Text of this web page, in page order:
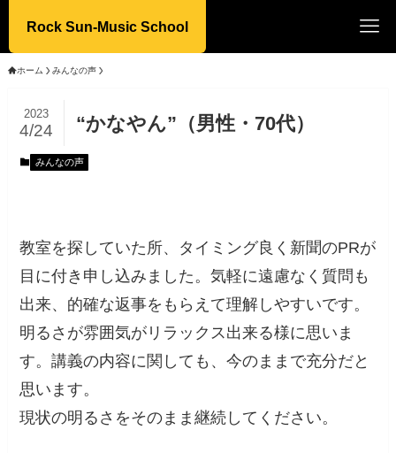
Rock Sun-Music School
ホーム みんなの声
“かなやん”（男性・70代）
2023
4/24
みんなの声
教室を探していた所、タイミング良く新聞のPRが
目に付き申し込みました。気軽に遠慮なく質問も
出来、的確な返事をもらえて理解しやすいです。
明るさが雰囲気がリラックス出来る様に思いま
す。講義の内容に関しても、今のままで充分だと
思います。
現状の明るさをそのまま継続してください。